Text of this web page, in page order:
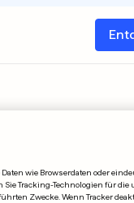
wie Browserdaten oder
Tracking-Technologien für die
Zwecke. Wenn Tracker